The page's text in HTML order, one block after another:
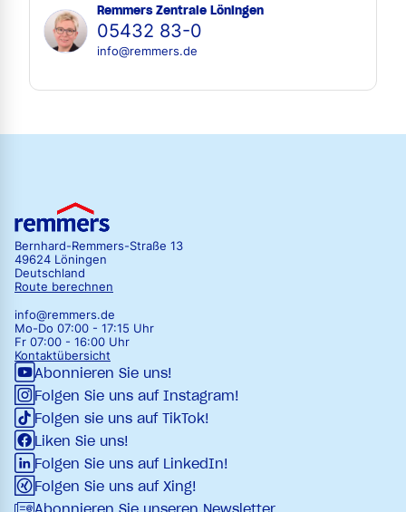
Remmers Zentrale Löningen
05432 83-0
info@remmers.de
Bernhard-Remmers-Straße 13
49624 Löningen
Deutschland
Route berechnen
info@remmers.de
Mo-Do 07:00 - 17:15 Uhr
Fr 07:00 - 16:00 Uhr
Kontaktübersicht
Abonnieren Sie uns!
Folgen Sie uns auf Instagram!
Folgen sie uns auf TikTok!
Liken Sie uns!
Folgen Sie uns auf LinkedIn!
Folgen Sie uns auf Xing!